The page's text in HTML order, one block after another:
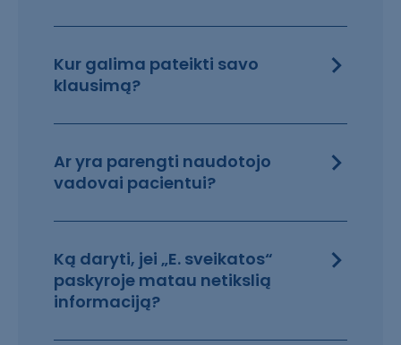
Kur galima pateikti savo
klausimą?
Ar yra parengti naudotojo
vadovai pacientui?
Ką daryti, jei „E. sveikatos“
paskyroje matau netikslią
informaciją?